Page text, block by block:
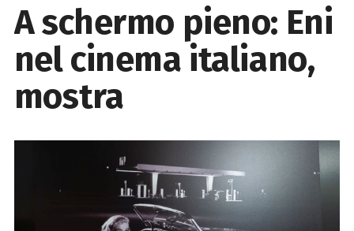
A schermo pieno: Eni
nel cinema italiano,
mostra